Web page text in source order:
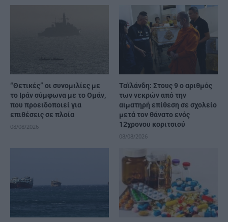
“Θετικές” οι συνομιλίες με
το Ιράν σύμφωνα με το Ομάν,
που προειδοποιεί για
επιθέσεις σε πλοία
08/08/2026
Ταϊλάνδη: Στους 9 ο αριθμός
των νεκρών από την
αιματηρή επίθεση σε σχολείο
μετά τον θάνατο ενός
12χρονου κοριτσιού
08/08/2026